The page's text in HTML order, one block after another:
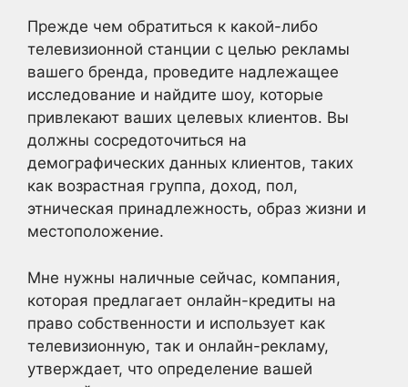
Прежде чем обратиться к какой-либо
телевизионной станции с целью рекламы
вашего бренда, проведите надлежащее
исследование и найдите шоу, которые
привлекают ваших целевых клиентов. Вы
должны сосредоточиться на
демографических данных клиентов, таких
как возрастная группа, доход, пол,
этническая принадлежность, образ жизни и
местоположение.
Мне нужны наличные сейчас, компания,
которая предлагает онлайн-кредиты на
право собственности и использует как
телевизионную, так и онлайн-рекламу,
утверждает, что определение вашей